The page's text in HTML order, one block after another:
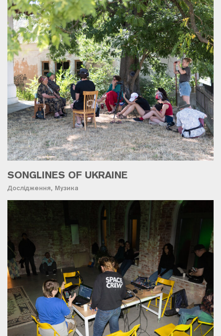
SONGLINES OF UKRAINE
Дослідження, Музика